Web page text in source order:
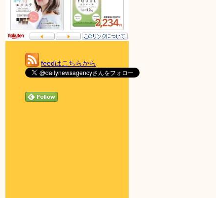
feedはこちらから